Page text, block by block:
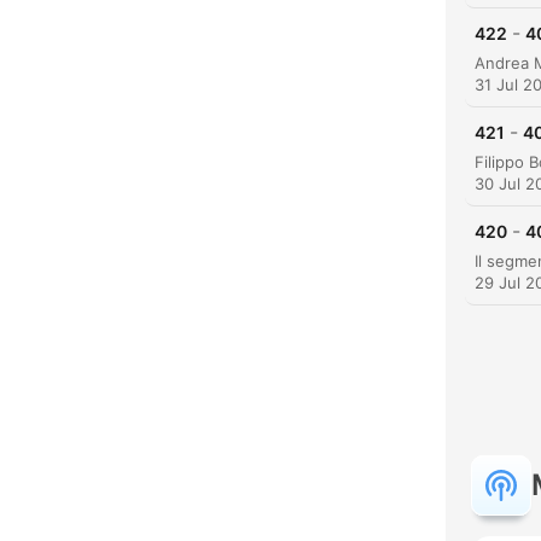
422 -
31 Jul
421 -
30 Jul
420 -
29 Jul